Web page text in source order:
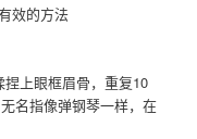
效的方法
上眼框眉骨，重复10
名指像弹钢琴一样，在